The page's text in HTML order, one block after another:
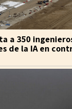
a 350
de la IA en